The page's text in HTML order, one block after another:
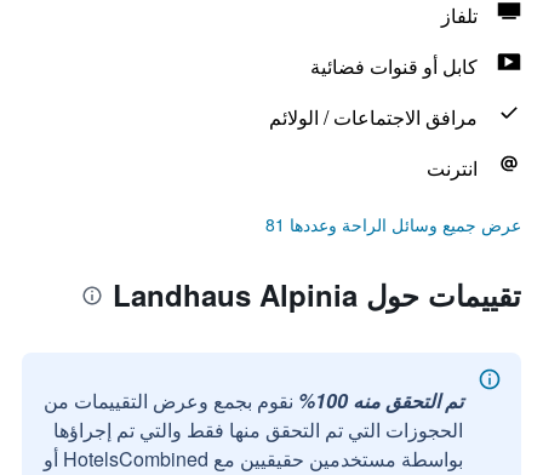
تلفاز
كابل أو قنوات فضائية
مرافق الاجتماعات / الولائم
انترنت
عرض جميع وسائل الراحة وعددها 81
تقييمات حول Landhaus Alpinia
تم التحقق منه 100%
نقوم بجمع وعرض التقييمات من
الحجوزات التي تم التحقق منها فقط والتي تم إجراؤها
بواسطة مستخدمين حقيقيين مع HotelsCombined أو